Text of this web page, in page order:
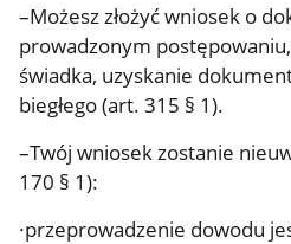
–Możesz złożyć wniosek o
prowadzonym
świadka, uzyskanie
biegłego (art. 315 § 1).
–Twój wniosek zostanie
170 § 1):
·przeprowadzenie dowodu